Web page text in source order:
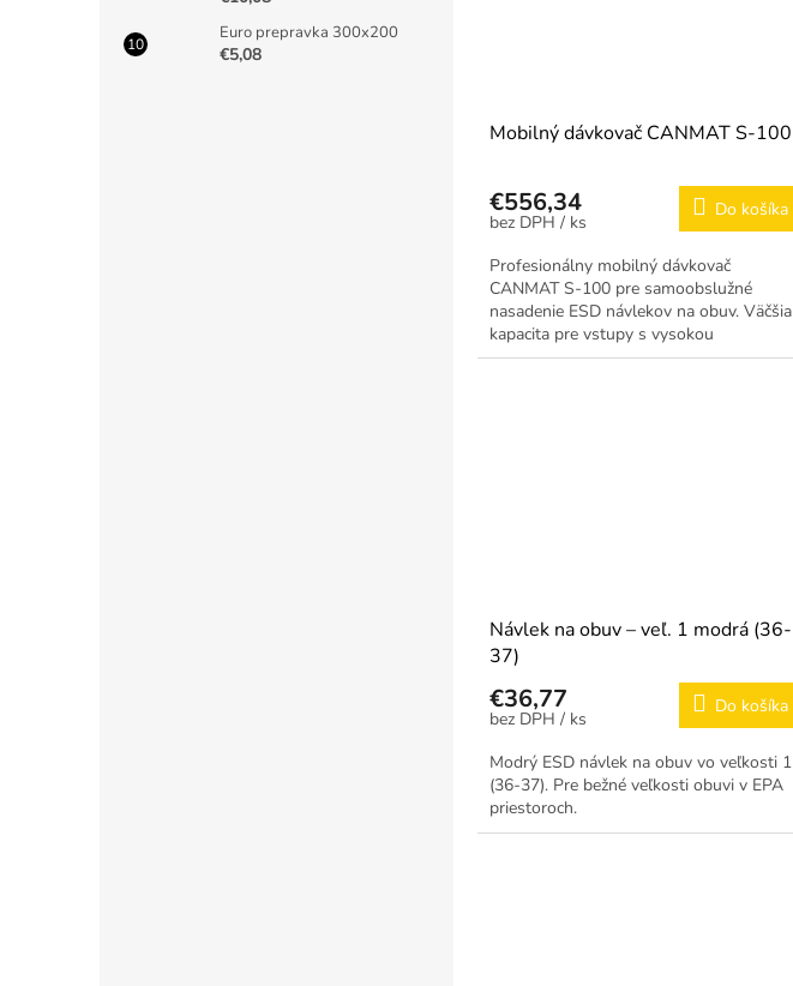
Euro prepravka 300x200
€5,08
Mobilný dávkovač CANMAT S-100
€556,34
/ ks
Do košíka
Profesionálny mobilný dávkovač
CANMAT S-100 pre samoobslužné
nasadenie ESD návlekov na obuv. Väčšia
kapacita pre vstupy s vysokou
frekvenciou.
Návlek na obuv – veľ. 1 modrá (36-
37)
€36,77
/ ks
Do košíka
Modrý ESD návlek na obuv vo veľkosti 1
(36-37). Pre bežné veľkosti obuvi v EPA
priestoroch.